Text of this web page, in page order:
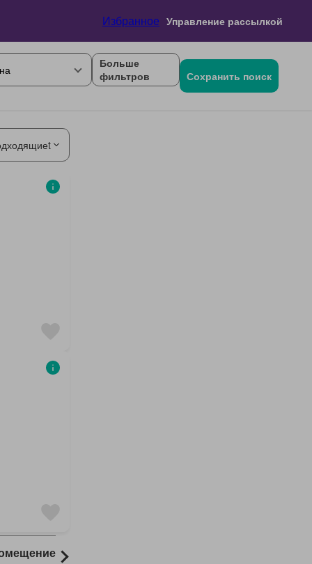
Избранное Управление рассылкой
Больше
фильтров
Сохранить поиск